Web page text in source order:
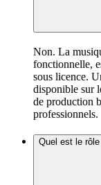
Non. La
fonctionnelle,
sous licence.
disponible sur
de production
professionnels.
Quel est le